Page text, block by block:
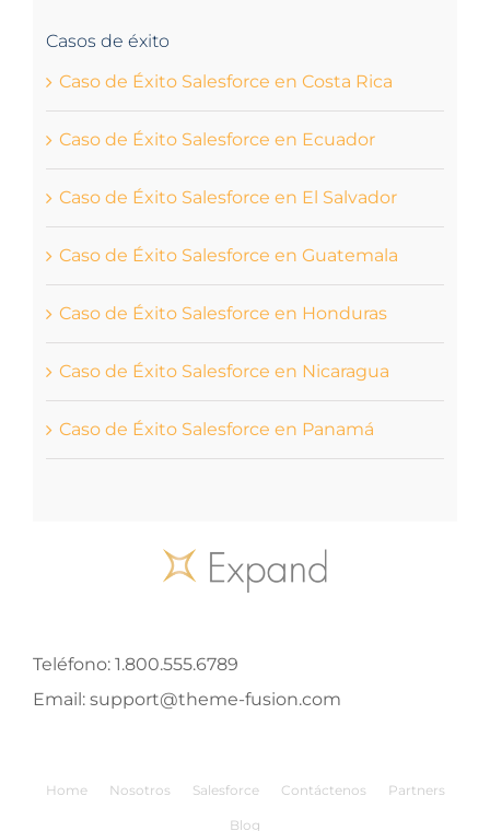
Casos de éxito
Caso de Éxito Salesforce en Costa Rica
Caso de Éxito Salesforce en Ecuador
Caso de Éxito Salesforce en El Salvador
Caso de Éxito Salesforce en Guatemala
Caso de Éxito Salesforce en Honduras
Caso de Éxito Salesforce en Nicaragua
Caso de Éxito Salesforce en Panamá
Teléfono: 1.800.555.6789
Email: support@theme-fusion.com
Home Nosotros Salesforce Contáctenos Partners